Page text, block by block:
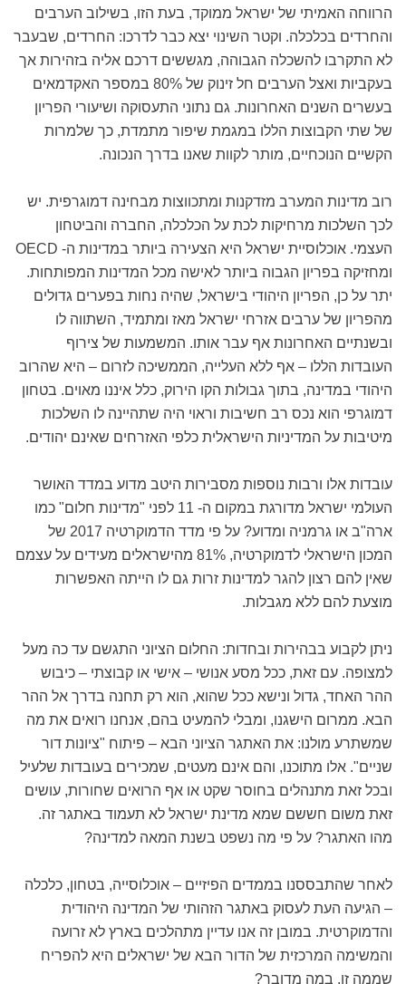
הרווחה האמיתי של ישראל ממוקד, בעת הזו, בשילוב הערבים
והחרדים בכלכלה. וקטר השינוי יצא כבר לדרכו: החרדים, שבעבר
לא התקרבו להשכלה הגבוהה, מגששים דרכם אליה בזהירות אך
בעקביות ואצל הערבים חל זינוק של 80% במספר האקדמאים
בעשרים השנים האחרונות. גם נתוני התעסוקה ושיעורי הפריון
של שתי הקבוצות הללו במגמת שיפור מתמדת, כך שלמרות
הקשיים הנוכחיים, מותר לקוות שאנו בדרך הנכונה.
רוב מדינות המערב מזדקנות ומתכווצות מבחינה דמוגרפית. יש
לכך השלכות מרחיקות לכת על הכלכלה, החברה והביטחון
העצמי. אוכלוסיית ישראל היא הצעירה ביותר במדינות ה- OECD
ומחזיקה בפריון הגבוה ביותר לאישה מכל המדינות המפותחות.
יתר על כן, הפריון היהודי בישראל, שהיה נחות בפערים גדולים
מהפריון של ערבים אזרחי ישראל מאז ומתמיד, השתווה לו
ובשנתיים האחרונות אף עבר אותו. המשמעות של צירוף
העובדות הללו – אף ללא העלייה, הממשיכה לזרום – היא שהרוב
היהודי במדינה, בתוך גבולות הקו הירוק, כלל איננו מאוים. בטחון
דמוגרפי הוא נכס רב חשיבות וראוי היה שתהיינה לו השלכות
מיטיבות על המדיניות הישראלית כלפי האזרחים שאינם יהודים.
עובדות אלו ורבות נוספות מסבירות היטב מדוע במדד האושר
העולמי ישראל מדורגת במקום ה- 11 לפני "מדינות חלום" כמו
ארה"ב או גרמניה ומדוע? על פי מדד הדמוקרטיה 2017 של
המכון הישראלי לדמוקרטיה, 81% מהישראלים מעידים על עצמם
שאין להם רצון להגר למדינות זרות גם לו הייתה האפשרות
מוצעת להם ללא מגבלות.
ניתן לקבוע בבהירות ובחדות: החלום הציוני התגשם עד כה מעל
למצופה. עם זאת, ככל מסע אנושי – אישי או קבוצתי – כיבוש
ההר האחד, גדול ונישא ככל שהוא, הוא רק תחנה בדרך אל ההר
הבא. ממרום הישגנו, ומבלי להמעיט בהם, אנחנו רואים את מה
שמשתרע מולנו: את האתגר הציוני הבא – פיתוח "ציונות דור
שניים". אלו מתוכנו, והם אינם מעטים, שמכירים בעובדות שלעיל
ובכל זאת מתנהלים בחוסר שקט או אף הרואים שחורות, עושים
זאת משום חששם שמא מדינת ישראל לא תעמוד באתגר זה.
מהו האתגר? על פי מה נשפט בשנת המאה למדינה?
לאחר שהתבססנו בממדים הפיזיים – אוכלוסייה, בטחון, כלכלה
– הגיעה העת לעסוק באתגר הזהותי של המדינה היהודית
והדמוקרטית. במובן זה אנו עדיין מתהלכים בארץ לא זרועה
והמשימה המרכזית של הדור הבא של ישראלים היא להפריח
שממה זו. במה מדובר?